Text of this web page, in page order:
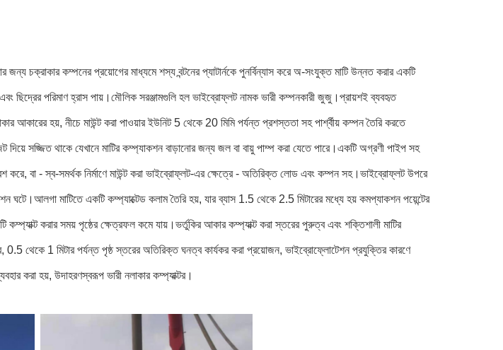
চক্রাকার কম্পনের প্রয়োগের মাধ্যমে শস্য বন্টনের প্যাটার্নকে পুনর্বিন্যাস করে অ-সংযুক্ত মাটি উন্নত করার একটি
ছিদ্রের পরিমাণ হ্রাস পায়।মৌলিক সরঞ্জামগুলি হল ভাইব্রোফ্লট নামক ভারী কম্পনকারী জুজু।প্রায়শই ব্যবহৃত
আকারের হয়, নীচে মাউন্ট করা পাওয়ার ইউনিট 5 থেকে 20 মিমি পর্যন্ত প্রশস্ততা সহ পার্শ্বীয় কম্পন তৈরি করতে
সজ্জিত থাকে যেখানে মাটির কম্প্যাকশন বাড়ানোর জন্য জল বা বায়ু পাম্প করা যেতে পারে।একটি অগ্রণী পাইপ সহ
করে, বা - স্ব-সমর্থক নির্মাণে মাউন্ট করা ভাইব্রোফ্লট-এর ক্ষেত্রে - অতিরিক্ত লোড এবং কম্পন সহ।ভাইব্রোফ্লট উপরে
ঘটে।আলগা মাটিতে একটি কম্প্যাক্টেড কলাম তৈরি হয়, যার ব্যাস 1.5 থেকে 2.5 মিটারের মধ্যে হয় কমপ্যাকশন পয়েন্টের
কম্প্যাক্ট করার সময় পৃষ্ঠের ক্ষেত্রফল কমে যায়।ভর্তুকির আকার কম্প্যাক্ট করা স্তরের পুরুত্ব এবং শক্তিশালী মাটির
0.5 থেকে 1 মিটার পর্যন্ত পৃষ্ঠ স্তরের অতিরিক্ত ঘনত্ব কার্যকর করা প্রয়োজন, ভাইব্রোফ্লোটেশন প্রযুক্তির কারণে
করা হয়, উদাহরণস্বরূপ ভারী নলাকার কম্প্যাক্টর।